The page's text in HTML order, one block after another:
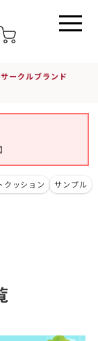
ークルブランド
クッション
サンプル